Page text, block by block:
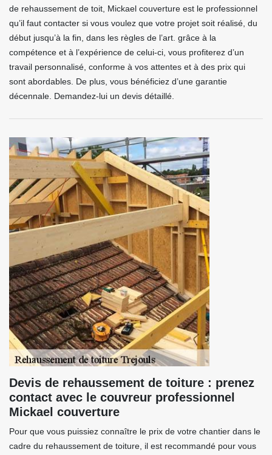
de rehaussement de toit, Mickael couverture est le professionnel
qu’il faut contacter si vous voulez que votre projet soit réalisé, du
début jusqu’à la fin, dans les règles de l’art. grâce à la
compétence et à l’expérience de celui-ci, vous profiterez d’un
travail personnalisé, conforme à vos attentes et à des prix qui
sont abordables. De plus, vous bénéficiez d’une garantie
décennale. Demandez-lui un devis détaillé.
Devis de rehaussement de toiture : prenez
contact avec le couvreur professionnel
Mickael couverture
Pour que vous puissiez connaître le prix de votre chantier dans le
cadre du rehaussement de toiture, il est recommandé pour vous